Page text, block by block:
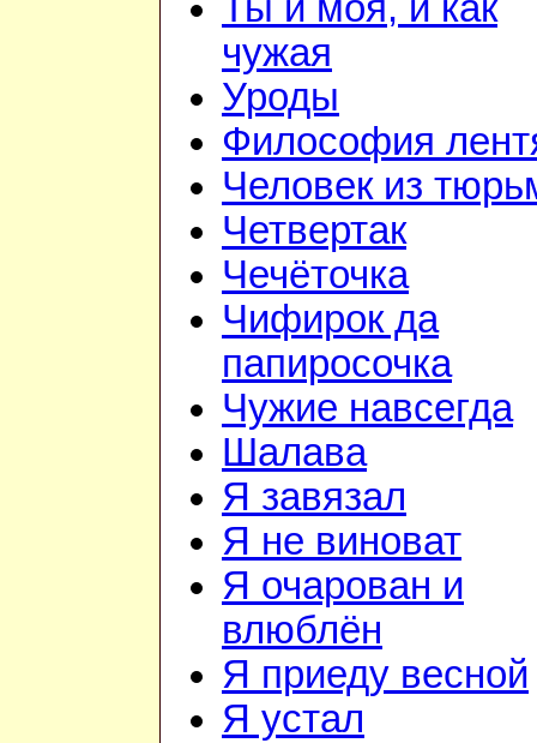
Ты и моя, и как
чужая
Уроды
Философия
Человек из
Четвертак
Чечёточка
Чифирок да
папиросочка
Чужие навсегда
Шалава
Я завязал
Я не виноват
Я очарован и
влюблён
Я приеду весной
Я устал